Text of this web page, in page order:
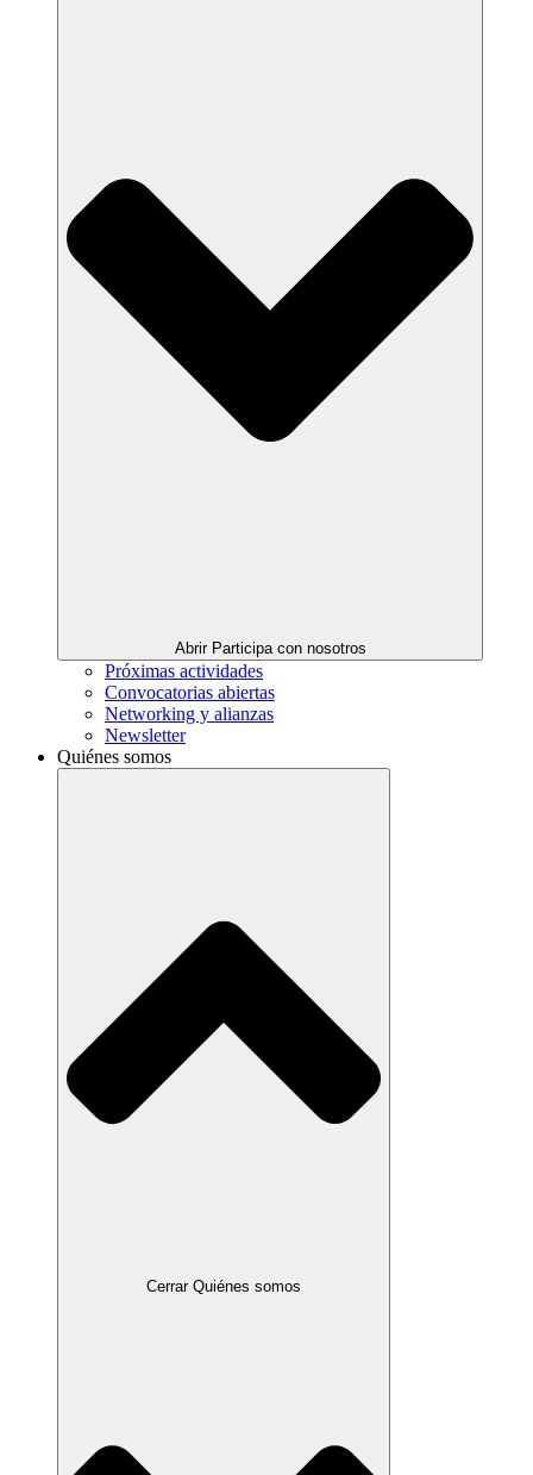
Abrir Participa con nosotros
Próximas actividades
Convocatorias abiertas
Networking y alianzas
Newsletter
Quiénes somos
Cerrar Quiénes somos